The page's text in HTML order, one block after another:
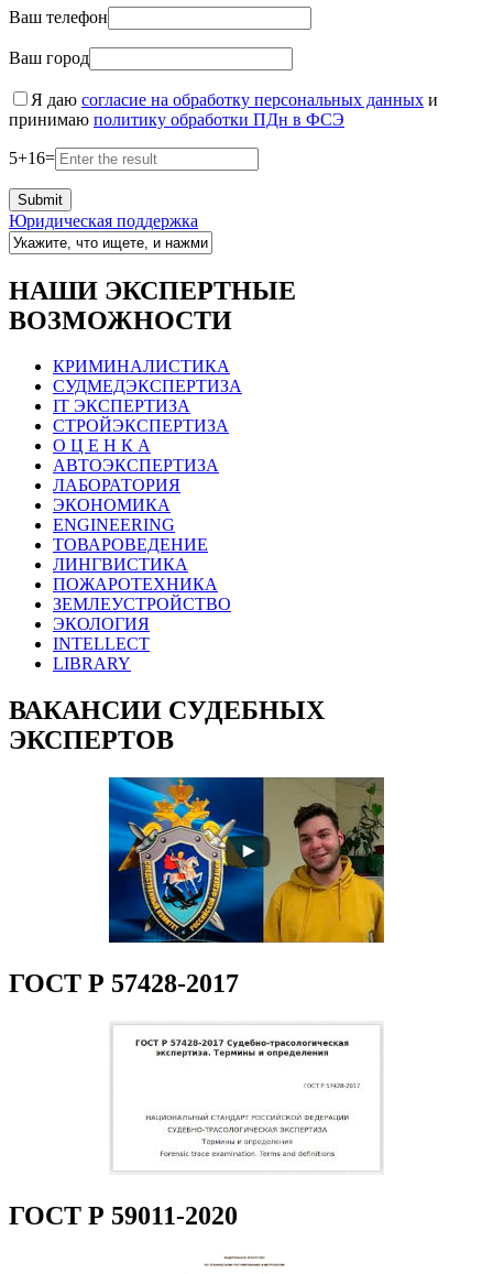
Ваш телефон
Ваш город
Я даю согласие на обработку персональных данных и
принимаю политику обработки ПДн в ФСЭ
5+16=
Юридическая поддержка
НАШИ ЭКСПЕРТНЫЕ
ВОЗМОЖНОСТИ
КРИМИНАЛИСТИКА
СУДМЕДЭКСПЕРТИЗА
IT ЭКСПЕРТИЗА
СТРОЙЭКСПЕРТИЗА
О Ц Е Н К А
АВТОЭКСПЕРТИЗА
ЛАБОРАТОРИЯ
ЭКОНОМИКА
ENGINEERING
ТОВАРОВЕДЕНИЕ
ЛИНГВИСТИКА
ПОЖАРОТЕХНИКА
ЗЕМЛЕУСТРОЙСТВО
ЭКОЛОГИЯ
INTELLECT
LIBRARY
ВАКАНСИИ СУДЕБНЫХ
ЭКСПЕРТОВ
ГОСТ Р 57428-2017
ГОСТ Р 59011-2020